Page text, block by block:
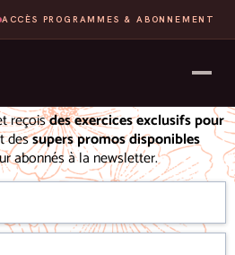
ACCÈS PROGRAMMES & ABONNEMENT